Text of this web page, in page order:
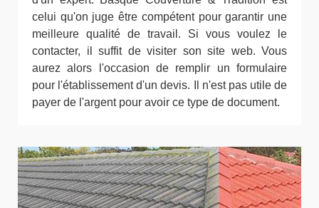
celui qu'on juge être compétent pour garantir une
meilleure qualité de travail. Si vous voulez le
contacter, il suffit de visiter son site web. Vous
aurez alors l'occasion de remplir un formulaire
pour l'établissement d'un devis. Il n'est pas utile de
payer de l'argent pour avoir ce type de document.